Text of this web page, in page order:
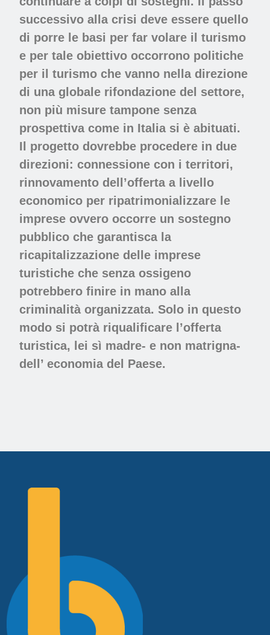
successivo alla crisi deve essere quello
di porre le basi per far volare il turismo
e per tale obiettivo occorrono politiche
per il turismo che vanno nella direzione
di una globale rifondazione del settore,
non più misure tampone senza
prospettiva come in Italia si è abituati.
Il progetto dovrebbe procedere in due
direzioni: connessione con i territori,
rinnovamento dell’offerta a livello
economico per ripatrimonializzare le
imprese ovvero occorre un sostegno
pubblico che garantisca la
ricapitalizzazione delle imprese
turistiche che senza ossigeno
potrebbero finire in mano alla
criminalità organizzata. Solo in questo
modo si potrà riqualificare l’offerta
turistica, lei sì madre- e non matrigna-
dell’ economia del Paese.